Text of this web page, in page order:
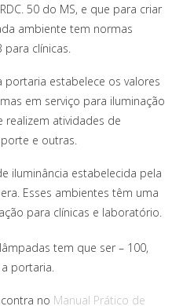
50 do MS, e que para criar
ambiente tem normas
para clínicas.
estabelece os valores
em serviço para iluminação
realizem atividades de
e outras.
iluminância estabelecida pela
Esses ambientes têm uma
para clínicas e laboratório.
tem que ser – 100,
portaria.
no Manual Prático de